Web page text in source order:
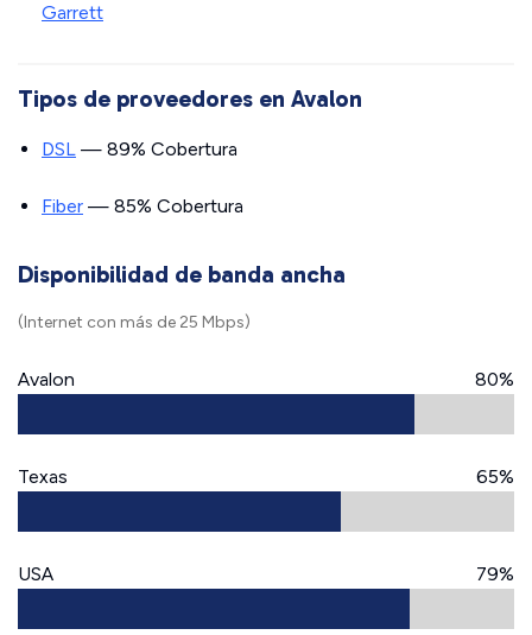
Garrett
Tipos de proveedores en Avalon
DSL — 89% Cobertura
Fiber — 85% Cobertura
Disponibilidad de banda ancha
(Internet con más de 25 Mbps)
Avalon 80%
Texas 65%
USA 79%